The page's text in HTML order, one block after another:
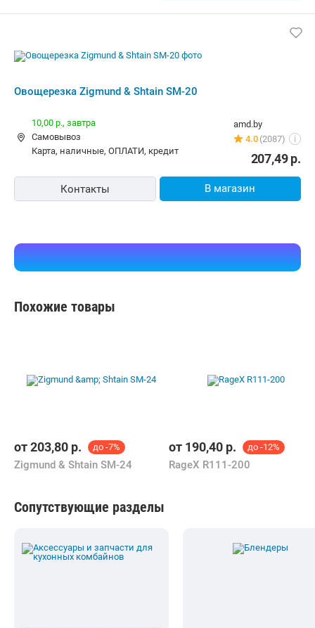
Овощерезка Zigmund & Shtain SM-20
amd.by
4.0 (2087) i
10,00 р., завтра
Самовывоз
карта, наличные, ОПЛАТИ, кредит
207,49р.
Контакты В магазин
Похожие товары
от203,80 р. до -7%
Zigmund & Shtain SM-24
от 190,40 р. до -12%
RageX R111-200
Сопутствующие разделы